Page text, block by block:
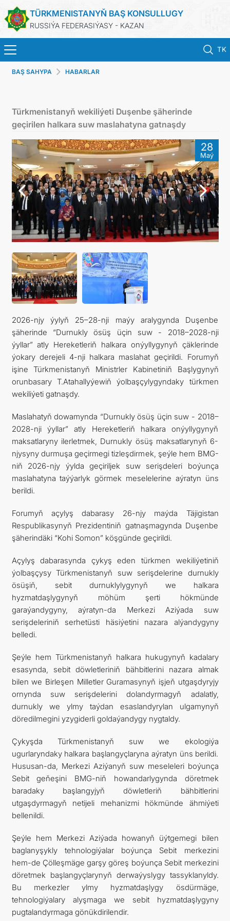
TÜRKMENISTANYŇ BAŞ KONSULLUGY
RUSSIÝA FEDERASIÝASY - KAZAN
TK
BAŞ SAHYPA
KONSULLYK HYZMATLARY
ОБ ОРГАНИЗАЦИИ
BILDIRIŞLER
BAŞ SAHYPA HABARLAR
Türkmenistanyň wekiliýeti Duşenbe şäherinde
geçirilen halkara suw maslahatyna gatnaşdy
28
Maý
2026-njy ýylyň 25–28-nji maýy aralygynda Duşenbe
şäherinde “Durnukly ösüş üçin suw - 2018–2028-nji
ýyllar” atly Hereketleriň halkara onýyllygynyň çäklerinde
ýokary derejeli 4-nji halkara maslahat geçirildi. Forumyň
işine Türkmenistanyň Ministrler Kabinetiniň Başlygynyň
orunbasary T.Atahallyýewiň ýolbaşçylygyndaky türkmen
wekiliýeti gatnaşdy.
Maslahatyň dowamynda “Durnukly ösüş üçin suw - 2018–
2028-nji ýyllar” atly Hereketleriň halkara onýyllygynyň
maksatlaryny ilerletmek, Durnukly ösüş maksatlarynyň 6-
njysyny durmuşa geçirmegi tizleşdirmek, şeýle hem BMG-
niň 2026-njy ýylda geçiriljek suw serişdeleri boýunça
maslahatyna taýýarlyk görmek meselelerine aýratyn üns
berildi.
Forumyň açylyş dabarasy 26-njy maýda Täjigistan
Respublikasynyň Prezidentiniň gatnaşmagynda Duşenbe
şäherindäki “Kohi Somon” köşgünde geçirildi.
Açylyş dabarasynda çykyş eden türkmen wekiliýetiniň
ýolbaşçysy Türkmenistanyň suw serişdelerine durnukly
ösüşiň, sebit durnuklylygynyň we halkara
hyzmatdaşlygynyň möhüm şerti hökmünde
garaýandygyny, aýratyn-da Merkezi Aziýada suw
serişdeleriniň serhetüsti häsiýetini nazara alýandygyny
belledi.
Şeýle hem Türkmenistanyň halkara hukugynyň kadalary
esasynda, sebit döwletleriniň bähbitlerini nazara almak
bilen we Birleşen Milletler Guramasynyň işjeň utgaşdyryjy
ornynda suw serişdelerini dolandyrmagyň adalatly,
durnukly we ylmy taýdan esaslandyrylan ulgamynyň
döredilmegini yzygiderli goldaýandygy nygtaldy.
Çykyşda Türkmenistanyň suw we ekologiýa
ugurlaryndaky halkara başlangyçlaryna aýratyn üns berildi.
Hususan-da, Merkezi Aziýanyň suw meseleleri boýunça
Sebit geňeşini BMG-niň howandarlygynda döretmek
baradaky başlangyjyň döwletleriň bähbitlerini
utgaşdyrmagyň netijeli mehanizmi hökmünde ähmiýeti
bellenildi.
Şeýle hem Merkezi Aziýada howanyň üýtgemegi bilen
baglanyşykly tehnologiýalar boýunça Sebit merkezini
hem-de Çölleşmäge garşy göreş boýunça Sebit merkezini
döretmek başlangyçlarynyň derwaýyslygy tassyklanyldy.
Bu merkezler ylmy hyzmatdaşlygy ösdürmäge,
tehnologiýalary alyşmaga we sebit hyzmatdaşlygyny
pugtalandyrmaga gönükdirilendir.